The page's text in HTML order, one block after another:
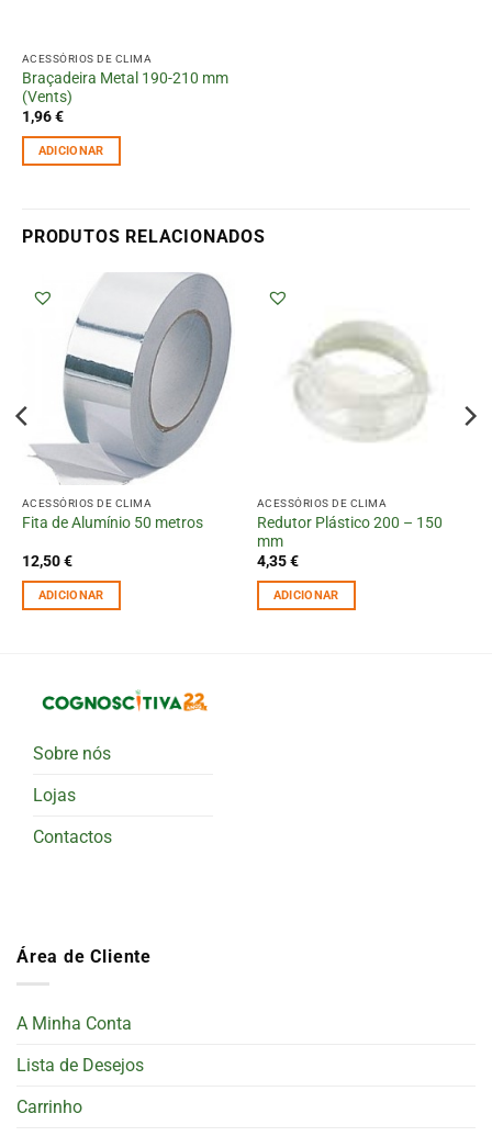
ACESSÓRIOS DE CLIMA
Braçadeira Metal 190-210 mm
(Vents)
1,96€
ADICIONAR
PRODUTOS RELACIONADOS
ACESSÓRIOS DE CLIMA
Fita de Alumínio 50 metros
12,50€
ADICIONAR
ACESSÓRIOS DE CLIMA
Redutor Plástico 200 – 150
mm
4,35€
ADICIONAR
Sobre nós
Lojas
Contactos
Área de Cliente
A Minha Conta
Lista de Desejos
Carrinho